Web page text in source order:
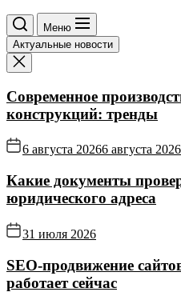
Меню
Актуальные новости
Современное
конструкций: тренды
6 августа 20266 августа 2026
Какие документы
юридического адреса
31 июля 2026
SEO-продвижение
работает сейчас